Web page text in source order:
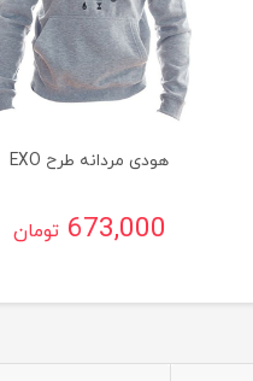
هودی مردانه طرح EXO
673,000 تومان